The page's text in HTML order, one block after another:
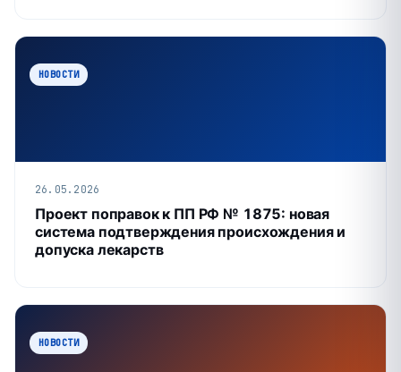
НОВОСТИ
26.05.2026
Проект поправок к ПП РФ № 1875: новая
система подтверждения происхождения и
допуска лекарств
НОВОСТИ